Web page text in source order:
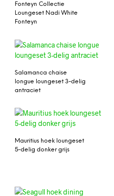
Fonteyn Collectie
Loungeset Nadi White
Fonteyn
Salamanca chaise
longue loungeset 3-delig
antraciet
Mauritius hoek loungeset
5-delig donker grijs